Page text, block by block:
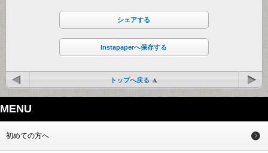
シェアする
Instapaperへ保存する
トップへ戻る
MENU
初めての方へ